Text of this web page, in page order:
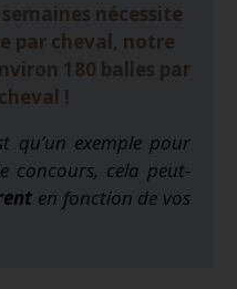
nécessite
par cheval, notre
180 balles par
!
qu’un exemple pour
concours, cela peut-
en fonction de vos